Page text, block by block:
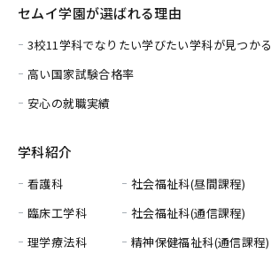
セムイ学園が選ばれる理由
3校11学科でなりたい学びたい学科が見つかる
高い国家試験合格率
安心の就職実績
学科紹介
看護科
臨床工学科
理学療法科
社会福祉科(昼間課程)
社会福祉科(通信課程)
精神保健福祉科(通信課程)